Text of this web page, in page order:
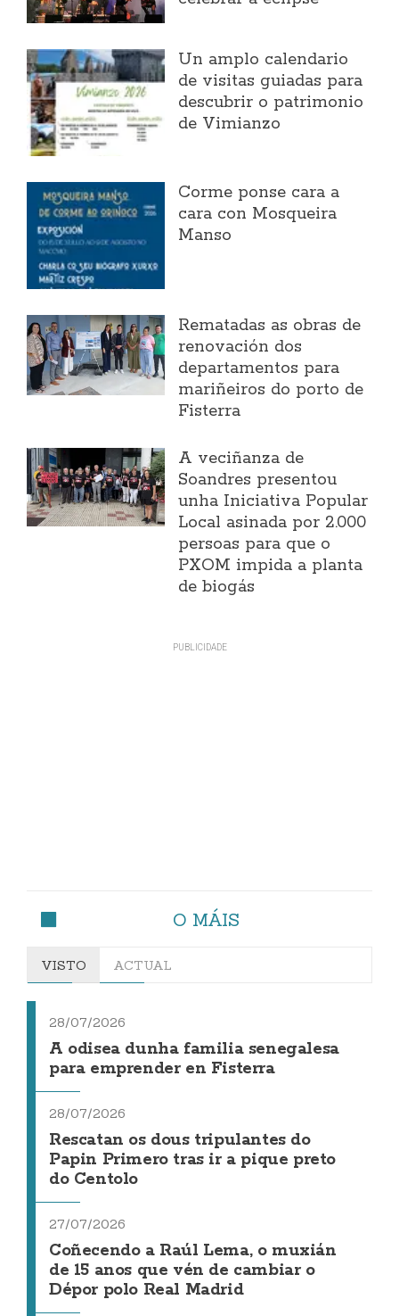
Un amplo calendario
de visitas guiadas para
descubrir o patrimonio
de Vimianzo
Corme ponse cara a
cara con Mosqueira
Manso
Rematadas as obras de
renovación dos
departamentos para
mariñeiros do porto de
Fisterra
A veciñanza de
Soandres presentou
unha Iniciativa Popular
Local asinada por 2.000
persoas para que o
PXOM impida a planta
de biogás
O MÁIS
VISTO ACTUAL
28/07/2026
A odisea dunha familia senegalesa
para emprender en Fisterra
28/07/2026
Rescatan os dous tripulantes do
Papin Primero tras ir a pique preto
do Centolo
27/07/2026
Coñecendo a Raúl Lema, o muxián
de 15 anos que vén de cambiar o
Dépor polo Real Madrid